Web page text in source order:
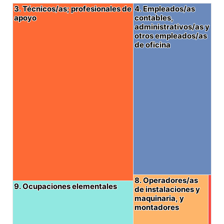
3. Técnicos/as; profesionales de
apoyo
3. Técnicos/as; profesionales de
apoyo
4. Empleados/as
contables,
administrativos/as y
otros empleados/as
de oficina
4. Empleados/as
contables,
administrativos/as y
otros empleados/as
de oficina
8. Operadores/as
de instalaciones y
maquinaria, y
montadores
8. Operadores/as
de instalaciones y
maquinaria, y
montadores
9. Ocupaciones elementales
9. Ocupaciones elementales